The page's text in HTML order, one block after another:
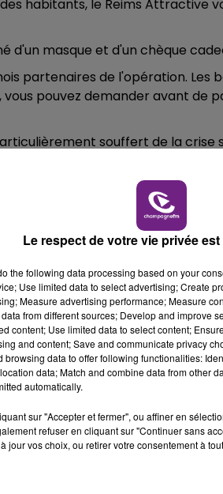
LA FAMILLE
habitants, le Reims Attractive
masque et d'un chèque
partenaires de l'opération. Les
pouvez demander avant de
souffert de la crise
à partir de 30 euros d’achats.
L'ORDRE SUR LES
Alors que les dates de début
Le respect de votre vie privée
the following data processing based on your
Use limited data to select advertising; Create
Measure advertising performance; Measure
from different sources; Develop and improve
content; Use limited data to select content;
and content; Save and communicate privacy
browsing data to offer following functionalities:
data; Match and combine data from other
automatically.
sur "Accepter et fermer", ou affiner en
refuser en cliquant sur "Continuer sans
jour vos choix, ou retirer votre consentement à